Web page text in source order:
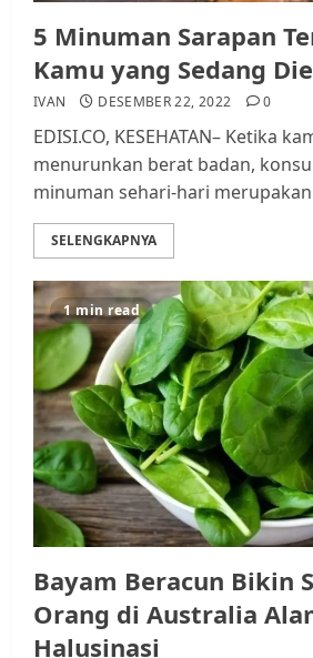
5 Minuman Sarapan
Kamu yang Sedang
IVAN DESEMBER 22, 2022 0
EDISI.CO, KESEHATAN– Ketika
menurunkan berat badan,
minuman sehari-hari
SELENGKAPNYA
1 min read
Bayam Beracun Bikin
Orang di Australia
Halusinasi